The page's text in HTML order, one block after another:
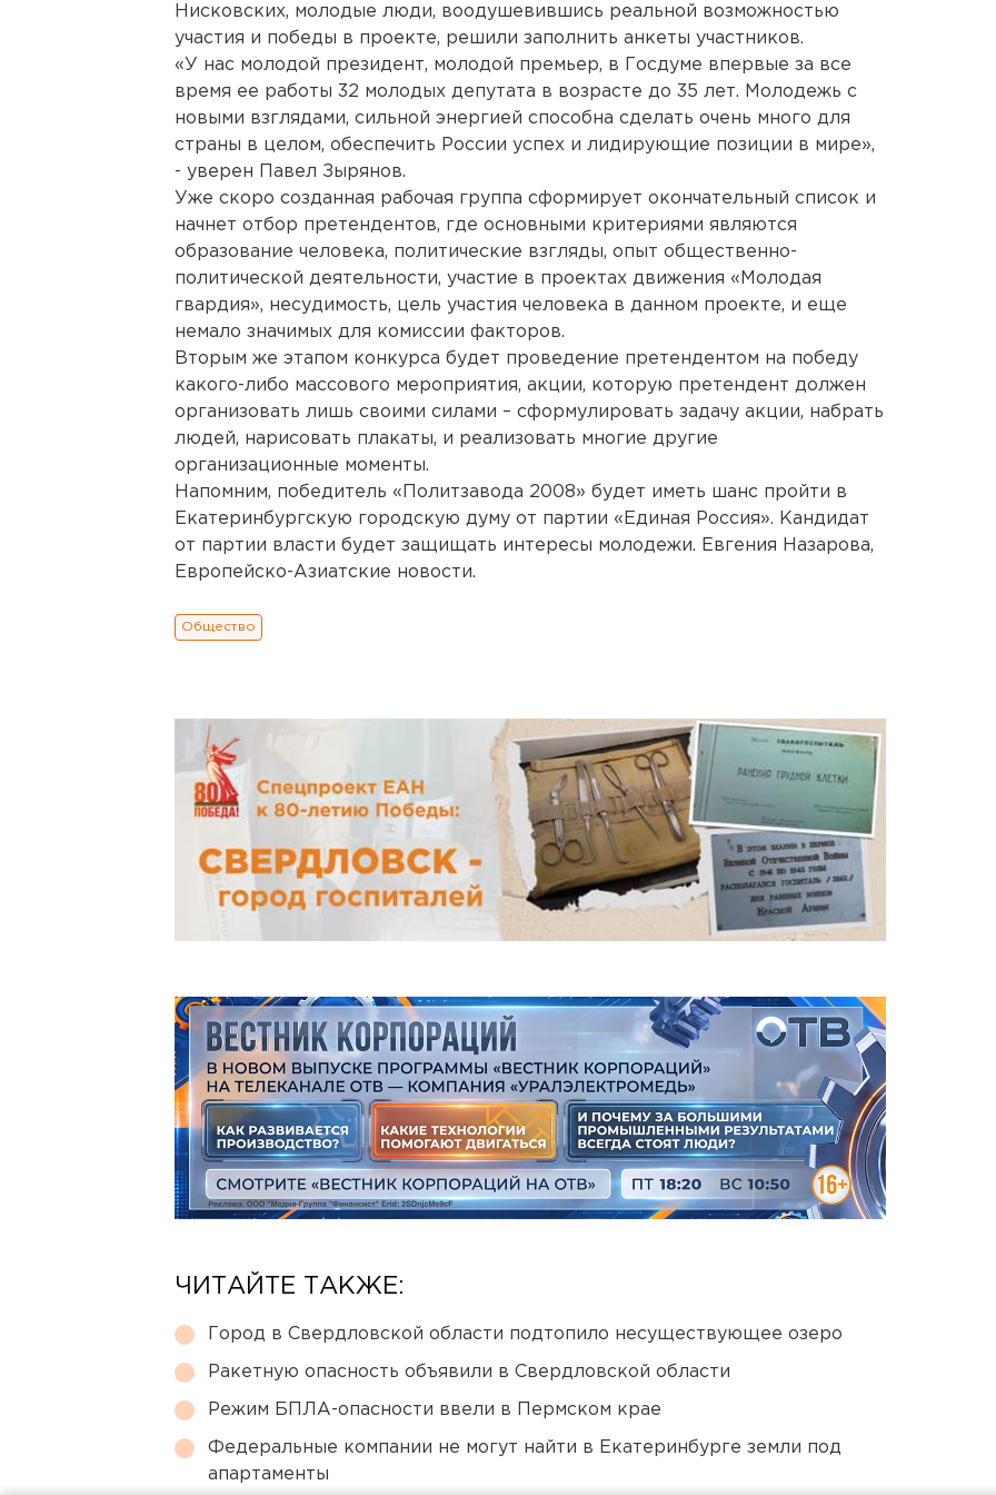
Нисковских, молодые люди, воодушевившись реальной возможностью
участия и победы в проекте, решили заполнить анкеты участников.
«У нас молодой президент, молодой премьер, в Госдуме впервые за все
время ее работы 32 молодых депутата в возрасте до 35 лет. Молодежь с
новыми взглядами, сильной энергией способна сделать очень много для
страны в целом, обеспечить России успех и лидирующие позиции в мире»,
- уверен Павел Зырянов.
Уже скоро созданная рабочая группа сформирует окончательный список и
начнет отбор претендентов, где основными критериями являются
образование человека, политические взгляды, опыт общественно-
политической деятельности, участие в проектах движения «Молодая
гвардия», несудимость, цель участия человека в данном проекте, и еще
немало значимых для комиссии факторов.
Вторым же этапом конкурса будет проведение претендентом на победу
какого-либо массового мероприятия, акции, которую претендент должен
организовать лишь своими силами – сформулировать задачу акции, набрать
людей, нарисовать плакаты, и реализовать многие другие
организационные моменты.
Напомним, победитель «Политзавода 2008» будет иметь шанс пройти в
Екатеринбургскую городскую думу от партии «Единая Россия». Кандидат
от партии власти будет защищать интересы молодежи. Евгения Назарова,
Европейско-Азиатские новости.
Общество
ЧИТАЙТЕ ТАКЖЕ:
Город в Свердловской области подтопило несуществующее озеро
Ракетную опасность объявили в Свердловской области
Режим БПЛА-опасности ввели в Пермском крае
Федеральные компании не могут найти в Екатеринбурге земли под
апартаменты